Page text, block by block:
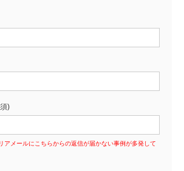
)
アメールにこちらからの返信が届かない事例が多発して